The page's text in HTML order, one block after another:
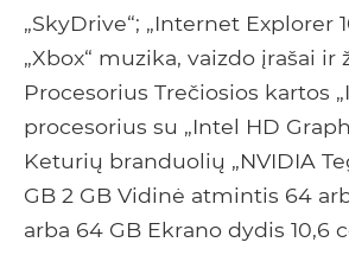
„SkyDrive“; „Internet Explorer
„Xbox“ muzika, vaizdo įrašai ir
Procesorius Trečiosios kartos
procesorius su „Intel HD
Keturių branduolių „NVIDIA
GB 2 GB Vidinė atmintis 64
arba 64 GB Ekrano dydis 10,6